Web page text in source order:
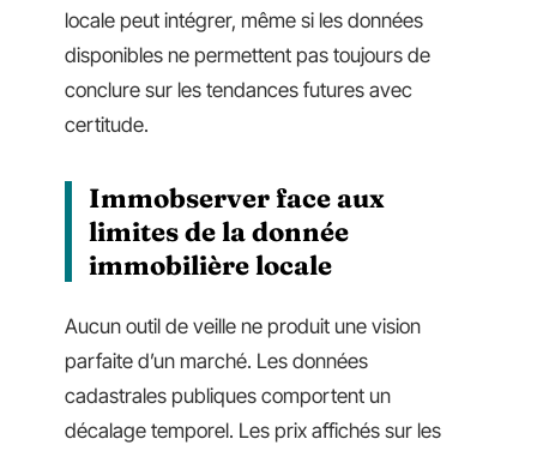
locale peut intégrer, même si les données
disponibles ne permettent pas toujours de
conclure sur les tendances futures avec
certitude.
Immobserver face aux
limites de la donnée
immobilière locale
Aucun outil de veille ne produit une vision
parfaite d’un marché. Les données
cadastrales publiques comportent un
décalage temporel. Les prix affichés sur les